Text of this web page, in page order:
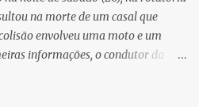
na morte de um casal que
envolveu uma moto e um
informações, o condutor da